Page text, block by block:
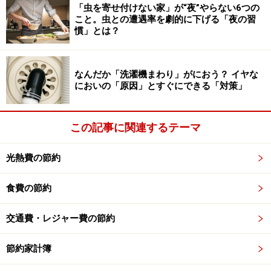
く売れるんです。
それに喪服はそれほど流行に左右されないですし、着用
頻度もあまり多くないから状態が良い場合が多いですか
らね。ブランド品でなくとも、買い取りも他の服と比べ
るとそれなりにいいお値段付けますよ。
ガイド：
なるほどー。喪服が高値とはちょっと意外です。その他
の衣類になると、やっぱりブランドだったり状態が良い
と高値になるんですか？
※記事内容は執筆時点のものです。最新の内容をご確認くださ
い。
「虫を寄せ付けない家」が“夜”やらない6つの
こと。虫との遭遇率を劇的に下げる「夜の習
慣」とは？
なんだか「洗濯機まわり」がにおう？ イヤな
においの「原因」とすぐにできる「対策」
この記事に関連するテーマ
光熱費の節約
食費の節約
交通費・レジャー費の節約
節約家計簿